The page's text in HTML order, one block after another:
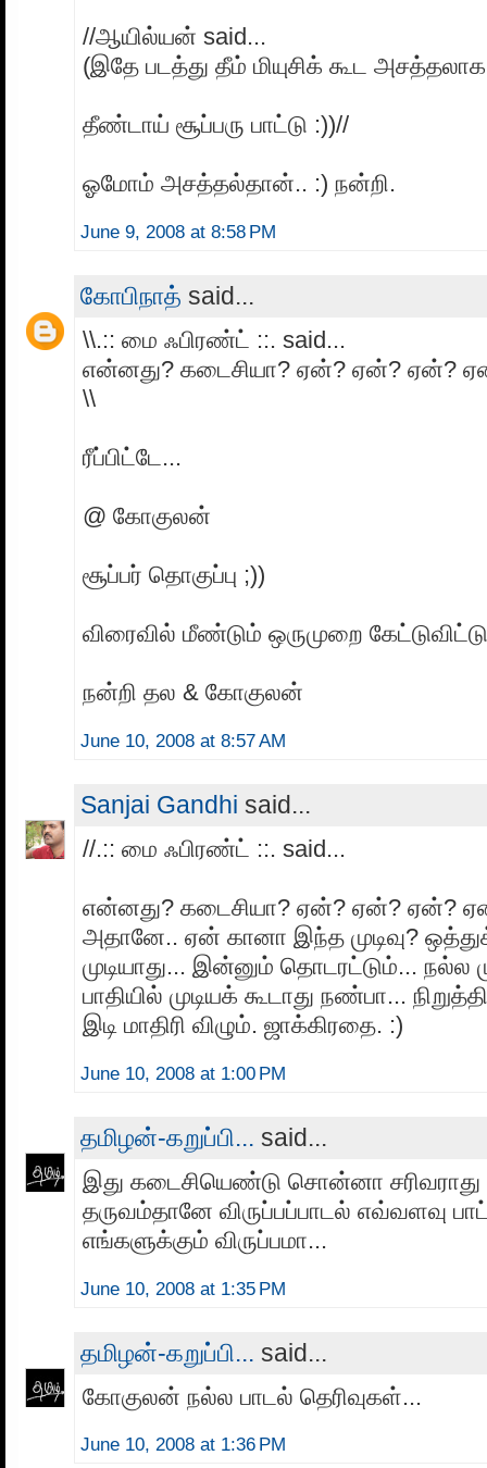
//ஆயில்யன் said...
(இதே படத்து தீம் மியுசிக் கூட
தீண்டாய் சூப்பரு பாட்டு :))//
ஓமோம் அசத்தல்தான்.. :) நன்றி.
June 9, 2008 at 8:58 PM
கோபிநாத் said...
\\.:: மை ஃபிரண்ட் ::. said...
என்னது? கடைசியா? ஏன்? ஏன்? ஏன்?
\\
ரீப்பிட்டே...
@ கோகுலன்
சூப்பர் தொகுப்பு ;))
விரைவில் மீண்டும் ஒருமுறை
நன்றி தல & கோகுலன்
June 10, 2008 at 8:57 AM
Sanjai Gandhi said...
//.:: மை ஃபிரண்ட் ::. said...
என்னது? கடைசியா? ஏன்? ஏன்? ஏன்?
அதானே.. ஏன் கானா இந்த முடிவு?
முடியாது... இன்னும் தொடரட்டும்... நல்ல
பாதியில் முடியக் கூடாது நண்பா...
இடி மாதிரி விழும். ஜாக்கிரதை. :)
June 10, 2008 at 1:00 PM
தமிழன்-கறுப்பி... said...
இது கடைசியெண்டு சொன்னா சரிவராது
தருவம்தானே விருப்பப்பாடல் எவ்வளவு
எங்களுக்கும் விருப்பமா...
June 10, 2008 at 1:35 PM
தமிழன்-கறுப்பி... said...
கோகுலன் நல்ல பாடல் தெரிவுகள்...
June 10, 2008 at 1:36 PM